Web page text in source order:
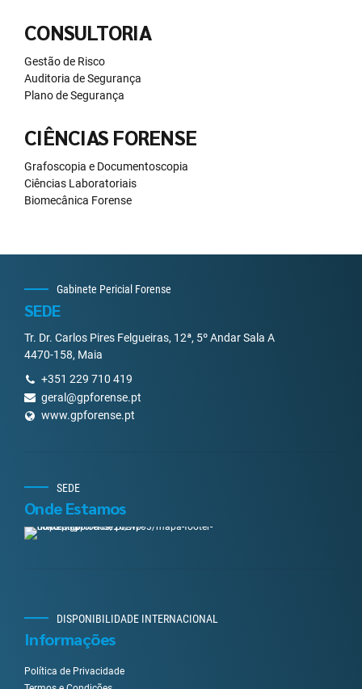
CONSULTORIA
Gestão de Risco
Auditoria de Segurança
Plano de Segurança
CIÊNCIAS FORENSE
Grafoscopia e Documentoscopia
Ciências Laboratoriais
Biomecânica Forense
Gabinete Pericial Forense
SEDE
Tr. Dr. Carlos Pires Felgueiras, 12ª, 5º Andar Sala A
4470-158, Maia
+351 229 710 419
geral@gpforense.pt
www.gpforense.pt
SEDE
Onde Estamos
DISPONIBILIDADE INTERNACIONAL
Informações
Política de Privacidade